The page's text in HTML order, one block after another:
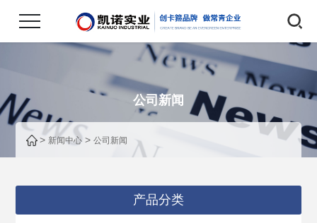
公司新闻
> 新闻中心 >公司新闻
产品分类